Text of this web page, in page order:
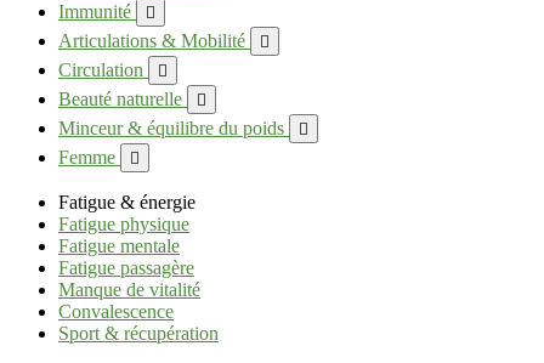
Immunité 
Articulations & Mobilité 
Circulation 
Beauté naturelle 
Minceur & équilibre du poids 
Femme 
Fatigue & énergie
Fatigue physique
Fatigue mentale
Fatigue passagère
Manque de vitalité
Convalescence
Sport & récupération